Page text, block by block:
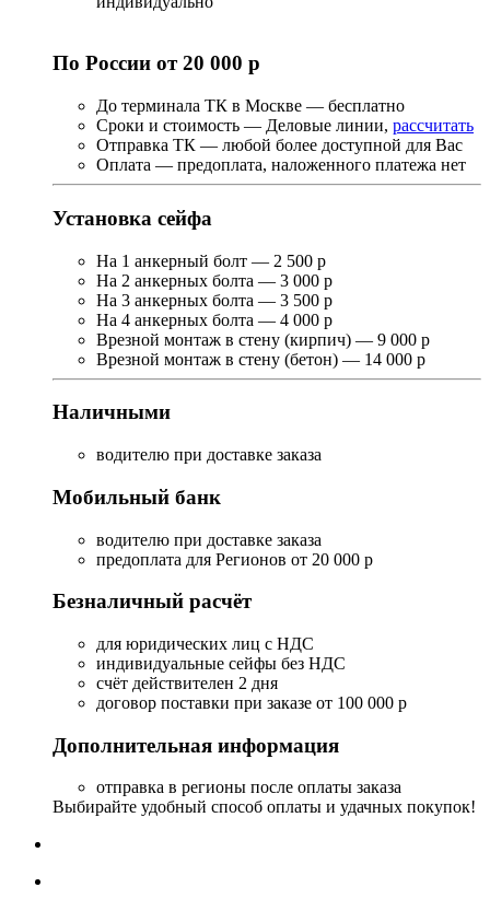
По России от 20 000 р
До терминала ТК в Москве — бесплатно
Сроки и стоимость — Деловые линии, рассчитать
Отправка ТК — любой более доступной для Вас
Оплата — предоплата, наложенного платежа нет
Установка сейфа
На 1 анкерный болт — 2 500 р
На 2 анкерных болта — 3 000 р
На 3 анкерных болта — 3 500 р
На 4 анкерных болта — 4 000 р
Врезной монтаж в стену (кирпич) — 9 000 р
Врезной монтаж в стену (бетон) — 14 000 р
Наличными
водителю при доставке заказа
Мобильный банк
водителю при доставке заказа
предоплата для Регионов от 20 000 р
Безналичный расчёт
для юридических лиц с НДС
индивидуальные сейфы без НДС
счёт действителен 2 дня
договор поставки при заказе от 100 000 р
Дополнительная информация
отправка в регионы после оплаты заказа
Выбирайте удобный способ оплаты и удачных покупок!